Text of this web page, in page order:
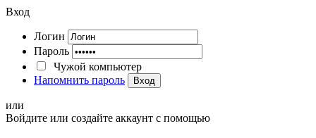
Вход
Логин
Пароль
Чужой компьютер
Напомнить пароль
Вход
или
Войдите или создайте аккаунт с помощью